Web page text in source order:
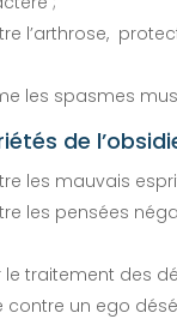
l’arthrose,
les spasmes
de
les mauvais
les pensées
le traitement des
contre un ego